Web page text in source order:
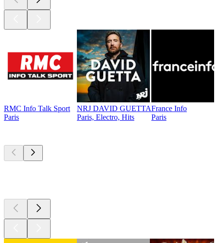
RMC Info Talk Sport
Paris
NRJ DAVID GUETTA
Paris, Electro, Hits
France Info
Paris